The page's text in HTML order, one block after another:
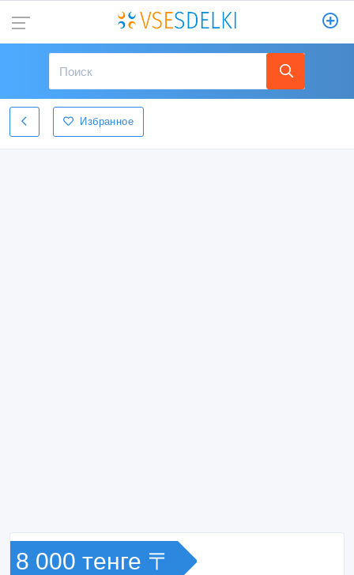
Избранное
8 000 тенге 〒